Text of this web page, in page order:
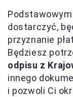
dostarczyć,
przyznanie
Będziesz
odpisu z
innego
i pozwoli Ci